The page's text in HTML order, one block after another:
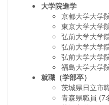
大学院進学
京都大学大学
東京大学大学
弘前大学大学
弘前大学大学
弘前大学大学
福島大学大学
就職（学部卒）
茨城県日立市
青森県職員 (7